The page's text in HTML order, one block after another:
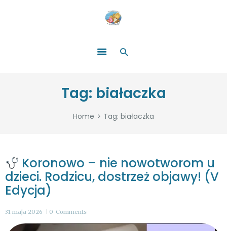
Tag: białaczka
Home Tag: białaczka
ZOSTAŃ DARCZYŃCĄ!
WYDARZENIA
PARTNERZY
Koronowo – nie nowotworom u
dzieci. Rodzicu, dostrzeż objawy! (V
Edycja)
31 maja 2026 0 Comments